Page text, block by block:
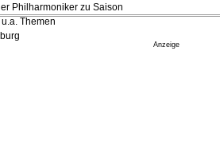
Philharmoniker zu Saison
Themen
Anzeige